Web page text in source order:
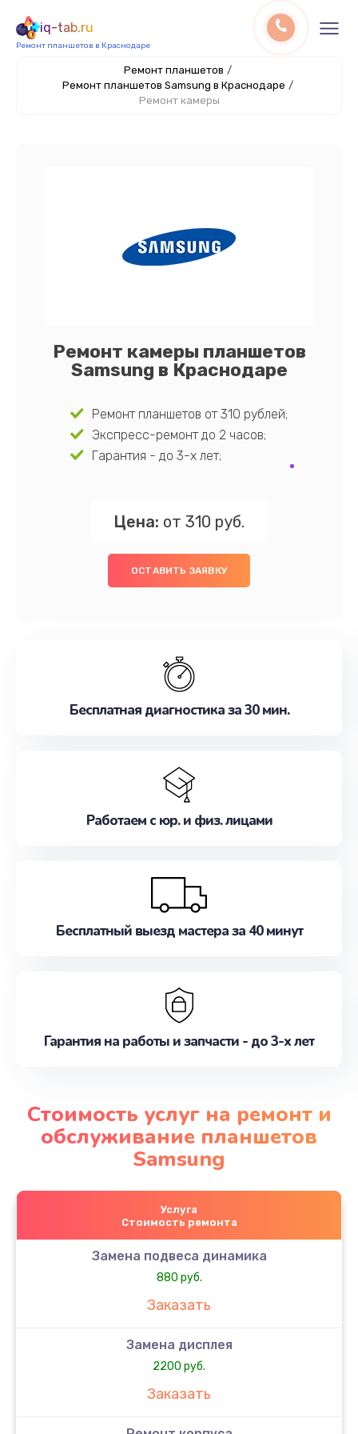
iq-tab.ru
Ремонт планшетов в Краснодаре
Ремонт планшетов /
Ремонт планшетов Samsung в Краснодаре /
Ремонт камеры
Ремонт камеры планшетов
Samsung в Краснодаре
Ремонт планшетов от 310 рублей;
Экспресс-ремонт до 2 часов;
Гарантия - до 3-х лет;
Цена: от 310 руб.
ОСТАВИТЬ ЗАЯВКУ
Бесплатная диагностика за 30 мин.
Работаем с юр. и физ. лицами
Бесплатный выезд мастера за 40 минут
Гарантия на работы и запчасти - до 3-х лет
Стоимость услуг на ремонт и
обслуживание планшетов
Samsung
Услуга
Стоимость ремонта
Замена подвеса динамика
880 руб.
Заказать
Замена дисплея
2200 руб.
Заказать